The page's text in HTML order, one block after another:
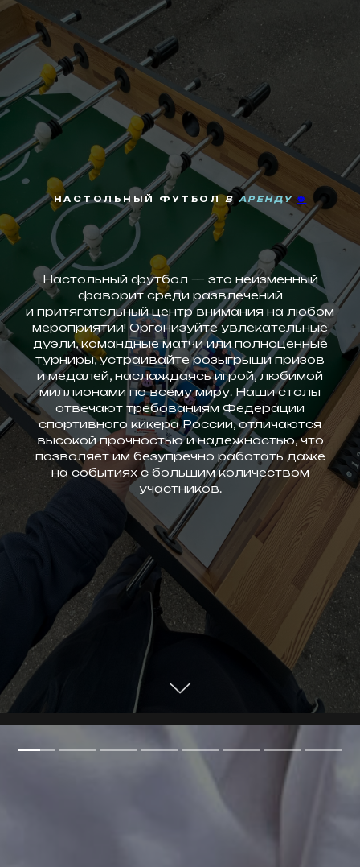
НАСТОЛЬНЫЙ ФУТБОЛ В АРЕНДУ ⚽
Настольный футбол — это неизменный
фаворит среди развлечений
и притягательный центр внимания на любом
мероприятии! Организуйте увлекательные
дуэли, командные матчи или полноценные
турниры, устраивайте розыгрыши призов
и медалей, наслаждаясь игрой, любимой
миллионами по всему миру. Наши столы
отвечают требованиям Федерации
спортивного кикера России, отличаются
высокой прочностью и надежностью, что
позволяет им безупречно работать даже
на событиях с большим количеством
участников.